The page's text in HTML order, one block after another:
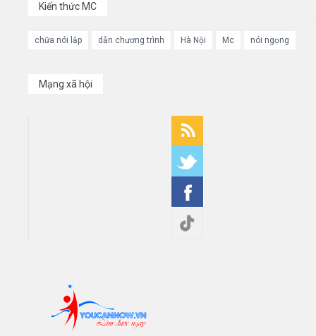
Kiến thức MC
chữa nói lắp dẫn chương trình Hà Nội Mc nói ngọng
Mạng xã hội